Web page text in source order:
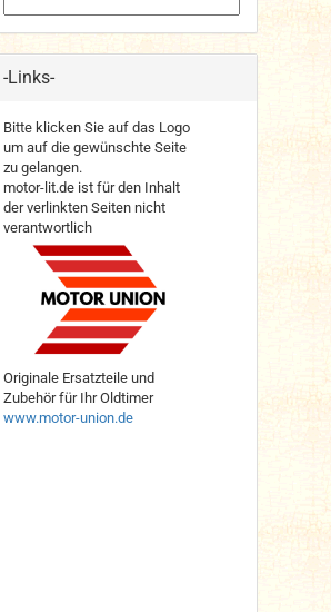
-Links-
Bitte klicken Sie auf das Logo
um auf die gewünschte Seite
zu gelangen.
motor-lit.de ist für den Inhalt
der verlinkten Seiten nicht
verantwortlich
Originale Ersatzteile und
Zubehör für Ihr Oldtimer
www.motor-union.de